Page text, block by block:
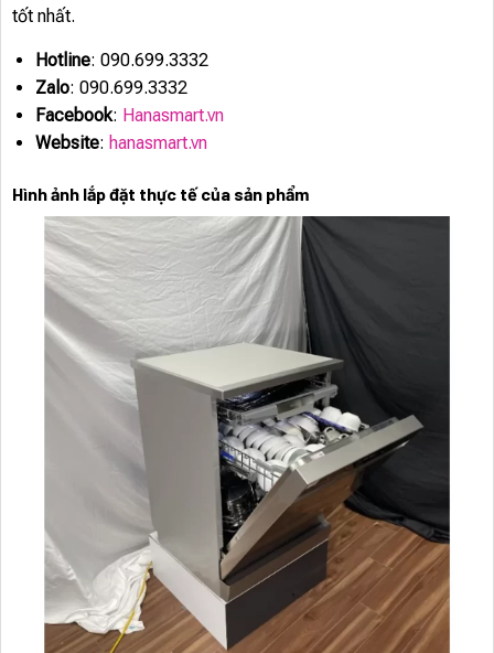
tốt nhất.
Hotline: 090.699.3332
Zalo: 090.699.3332
Facebook: Hanasmart.vn
Website: hanasmart.vn
Hình ảnh lắp đặt thực tế của sản phẩm